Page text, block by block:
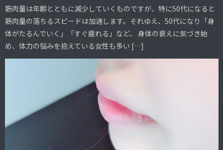
筋肉量は年齢とともに減少していくものですが、特に50代になると
筋肉量の落ちるスピードは加速します。それゆえ、50代になり「身
体がたるんでいく」「すぐ疲れる」など、 身体の衰えに気づき始
め、体力の悩みを抱えている女性も多い […]